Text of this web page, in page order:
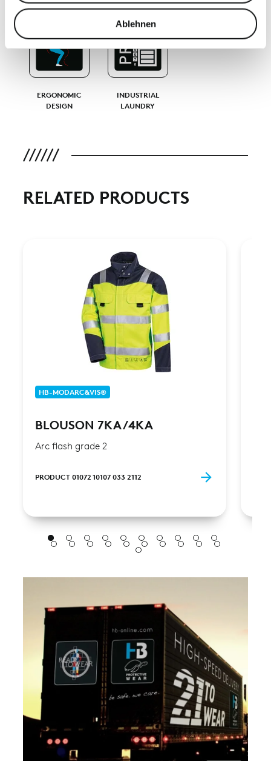
analysieren. Außerdem geben wir Informationen zu Ihrer
Verwendung unserer Website an unsere Partner für
soziale Medien, Werbung und Analysen weiter. Unsere
Partner führen diese Informationen möglicherweise mit
weiteren Daten zusammen, die Sie ihnen bereitgestellt
haben oder die sie im Rahmen Ihrer Nutzung der Dienste
gesammelt haben.
Ablehnen
ERGONOMIC
DESIGN
INDUSTRIAL
LAUNDRY
RELATED PRODUCTS
HB-MODARC&VIS®
BLOUSON 7KA/4KA
Arc flash grade 2
PRODUCT 01072 10107 033 2112